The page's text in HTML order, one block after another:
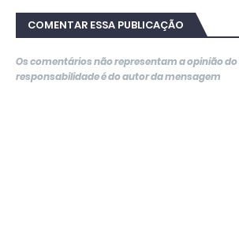
COMENTAR ESSA PUBLICAÇÃO
Os comentários não representam a opinião do
responsabilidade é do autor da mensagem